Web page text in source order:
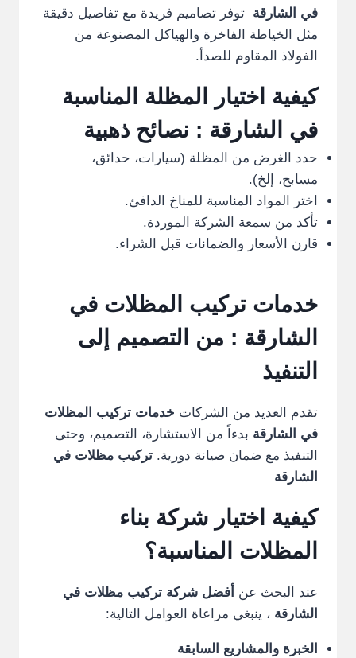
في الشارقة توفر تصاميم فريدة مع تفاصيل دقيقة
مثل الخياطة الفاخرة والهياكل المصنوعة من
الفولاذ المقاوم للصدأ.
كيفية اختيار المظلة المناسبة
في الشارقة : نصائح ذهبية
حدد الغرض من المظلة (سيارات، حدائق،
مسابح، إلخ).
اختر المواد المناسبة للمناخ الدافئ.
تأكد من سمعة الشركة الموردة.
قارن الأسعار والضمانات قبل الشراء.
خدمات تركيب المظلات في
الشارقة : من التصميم إلى
التنفيذ
تقدم العديد من الشركات خدمات تركيب المظلات
في الشارقة بدءاً من الاستشارة، التصميم، وحتى
التنفيذ مع ضمان صيانة دورية. تركيب مظلات في
الشارقة
كيفية اختيار شركة بناء
المظلات المناسبة؟
عند البحث عن أفضل شركة تركيب مظلات في
الشارقة ، ينبغي مراعاة العوامل التالية:
الخبرة والمشاريع السابقة